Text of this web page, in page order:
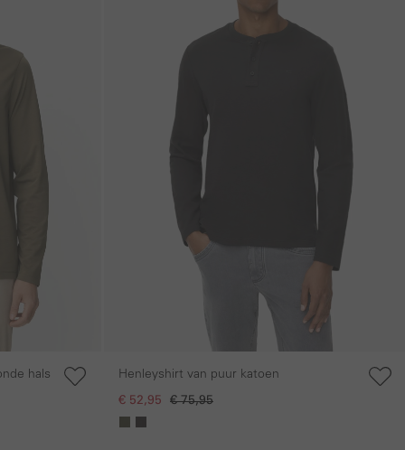
hals Henleyshirt van puur katoen
€ 52,95 € 75,95